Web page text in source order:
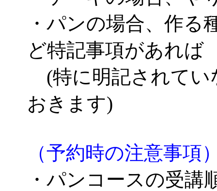
・パンの場合、作る
ど特記事項があれば
(特に明記されてい
おきます)
（予約時の注意事項
・パンコースの受講